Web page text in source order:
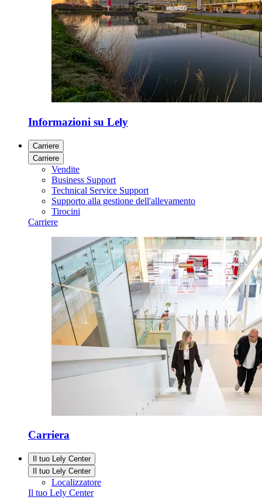
Informazioni su Lely
Carriere
Carriere
Vendite
Business Support
Technical Service Support
Supporto alla gestione dell'allevamento
Tirocini
Carriere
Carriera
Il tuo Lely Center
Il tuo Lely Center
Localizzatore
Il tuo Lely Center